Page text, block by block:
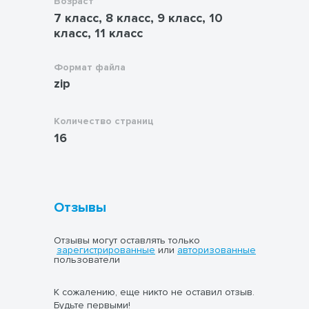
7 класс, 8 класс, 9 класс, 10
класс, 11 класс
Формат файла
zip
Количество страниц
16
Отзывы
Отзывы могут оставлять только
зарегистрированные или авторизованные
пользователи
К сожалению, еще никто не оставил отзыв.
Будьте первыми!